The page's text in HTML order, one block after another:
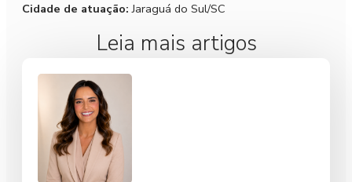
Cidade de atuação: Jaraguá do Sul/SC
Leia mais artigos